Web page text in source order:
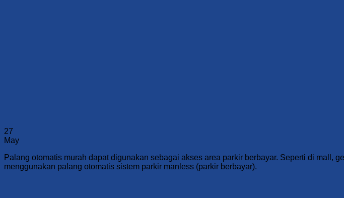
27
May
Palang otomatis murah dapat digunakan sebagai akses area parkir berbayar. Seperti di mall,
menggunakan palang otomatis sistem parkir manless (parkir berbayar).